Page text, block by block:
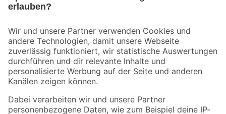
Der toom Newsletter: Keine Angebote und Aktionen mehr verpassen!
Zur Newsletter Anmeldung
Folge uns